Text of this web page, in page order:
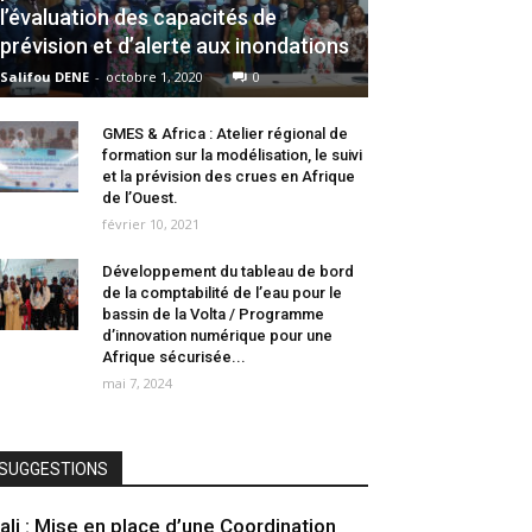
l’évaluation des capacités de
prévision et d’alerte aux inondations
Salifou DENE - octobre 1, 2020 0
GMES & Africa : Atelier régional de
formation sur la modélisation, le suivi
et la prévision des crues en Afrique
de l’Ouest.
février 10, 2021
Développement du tableau de bord
de la comptabilité de l’eau pour le
bassin de la Volta / Programme
d’innovation numérique pour une
Afrique sécurisée...
mai 7, 2024
: Mise en place d’une Coordination